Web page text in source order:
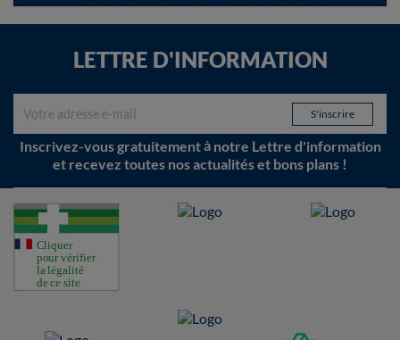
LETTRE D'INFORMATION
Inscrivez-vous gratuitement à notre Lettre d'information
et recevez toutes nos actualités et bons plans !